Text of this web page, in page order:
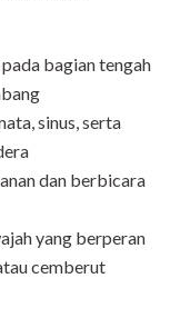
bagian tengah
sinus, serta
dan berbicara
yang berperan
cemberut